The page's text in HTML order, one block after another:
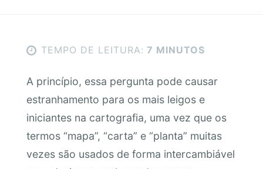
TEMPO DE LEITURA: 7 MINUTOS
A princípio, essa pergunta pode causar
estranhamento para os mais leigos e
iniciantes na cartografia, uma vez que os
termos “mapa”, “carta” e “planta” muitas
vezes são usados de forma intercambiável